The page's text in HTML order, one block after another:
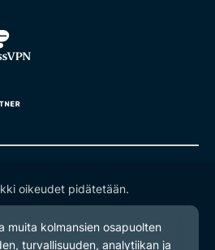
oikeudet pidätetään.